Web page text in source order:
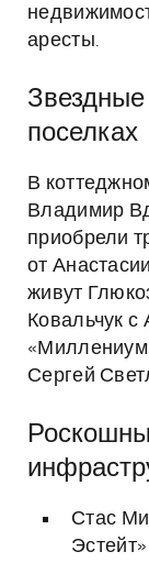
аресты.
Звездные
поселках
В
Владимир
приобрели
от
живут
Ковальчук
Сергей
Стас